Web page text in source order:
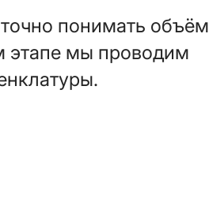
понимать объём
этапе мы проводим